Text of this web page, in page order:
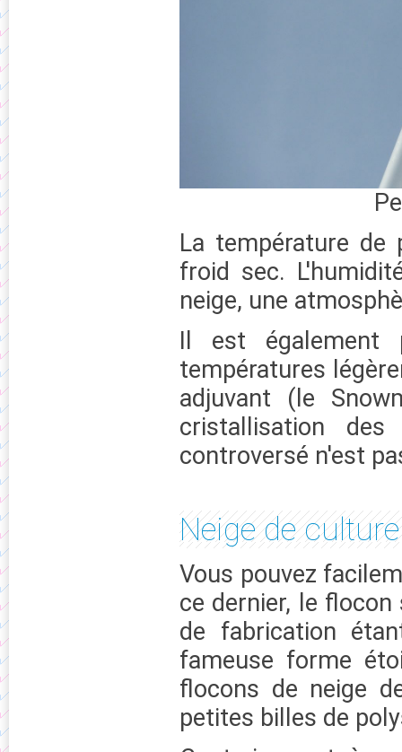
La température de
froid sec.
neige, une
Il est également
températures
adjuvant (le
cristallisation
controversé n'est
Neige de
Vous pouvez
ce dernier, le
de fabrication
fameuse forme
flocons de neige
petites billes de